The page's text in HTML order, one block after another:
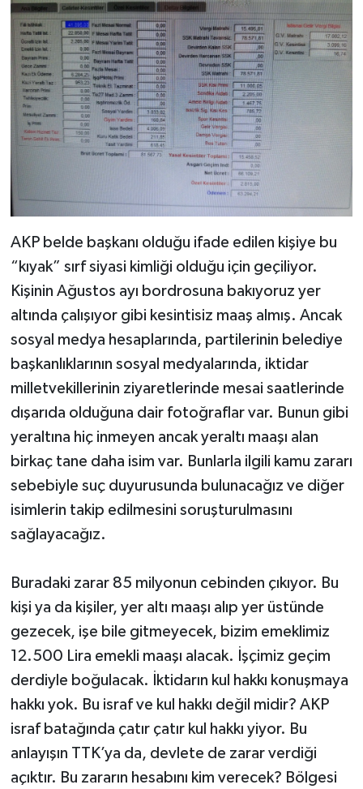
AKP belde başkanı olduğu ifade edilen kişiye bu
“kıyak” sırf siyasi kimliği olduğu için geçiliyor.
Kişinin Ağustos ayı bordrosuna bakıyoruz yer
altında çalışıyor gibi kesintisiz maaş almış. Ancak
sosyal medya hesaplarında, partilerinin belediye
başkanlıklarının sosyal medyalarında, iktidar
milletvekillerinin ziyaretlerinde mesai saatlerinde
dışarıda olduğuna dair fotoğraflar var. Bunun gibi
yeraltına hiç inmeyen ancak yeraltı maaşı alan
birkaç tane daha isim var. Bunlarla ilgili kamu zararı
sebebiyle suç duyurusunda bulunacağız ve diğer
isimlerin takip edilmesini soruşturulmasını
sağlayacağız.
Buradaki zarar 85 milyonun cebinden çıkıyor. Bu
kişi ya da kişiler, yer altı maaşı alıp yer üstünde
gezecek, işe bile gitmeyecek, bizim emeklimiz
12.500 Lira emekli maaşı alacak. İşçimiz geçim
derdiyle boğulacak. İktidarın kul hakkı konuşmaya
hakkı yok. Bu israf ve kul hakkı değil midir? AKP
israf batağında çatır çatır kul hakkı yiyor. Bu
anlayışın TTK’ya da, devlete de zarar verdiği
açıktır. Bu zararın hesabını kim verecek? Bölgesi